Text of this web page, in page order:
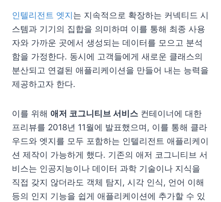
인텔리전트 엣지 는 지속적으로 확장하는 커넥티드 시
스템과 기기의 집합을 의미하며 이를 통해 최종 사용
자와 가까운 곳에서 생성되는 데이터를 모으고 분석
함을 가정한다. 동시에 고객들에게 새로운 클래스의
분산되고 연결된 애플리케이션을 만들어 내는 능력을
제공하고자 한다.
이를 위해 애저 코그니티브 서비스 컨테이너에 대한
프리뷰를 2018년 11월에 발표했으며, 이를 통해 클라
우드와 엣지를 모두 포함하는 인텔리전트 애플리케이
션 제작이 가능하게 했다. 기존의 애저 코그니티브 서
비스는 인공지능이나 데이터 과학 기술이나 지식을
직접 갖지 않더라도 객체 탐지, 시각 인식, 언어 이해
등의 인지 기능을 쉽게 애플리케이션에 추가할 수 있